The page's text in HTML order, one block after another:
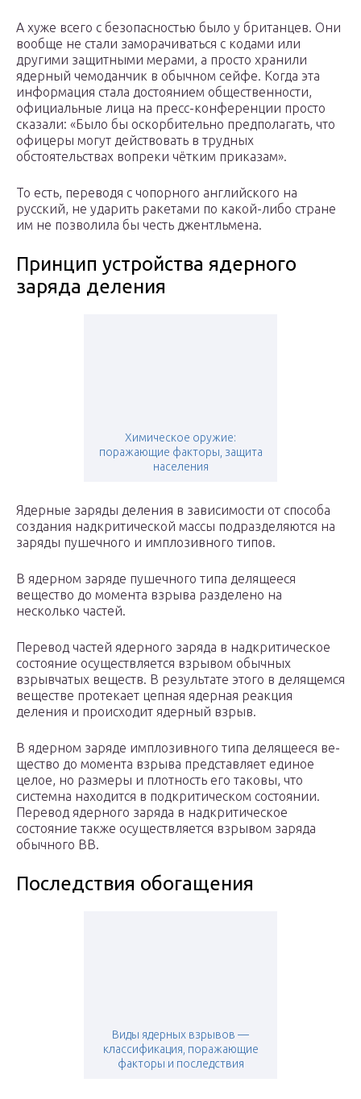
А хуже всего с безопасностью было у британцев. Они
вообще не стали заморачиваться с кодами или
другими защитными мерами, а просто хранили
ядерный чемоданчик в обычном сейфе. Когда эта
информация стала достоянием общественности,
официальные лица на пресс-конференции просто
сказали: «Было бы оскорбительно предполагать, что
офицеры могут действовать в трудных
обстоятельствах вопреки чётким приказам».
То есть, переводя с чопорного английского на
русский, не ударить ракетами по какой-либо стране
им не позволила бы честь джентльмена.
Принцип устройства ядерного
заряда деления
Химическое оружие:
поражающие факторы, защита
населения
Ядерные заряды деления в зависимости от способа
создания надкритической массы подразделяются на
заряды пушечного и имплозивного типов.
В ядерном заряде пушечного типа делящееся
вещест­во до момента взрыва разделено на
несколько частей.
Перевод частей ядерного заряда в надкритическое
состояние осуществляется взрывом обыч­ных
взрывчатых веществ. В резуль­тате этого в делящемся
веществе протекает цепная ядерная реакция
деления и происходит ядерный взрыв.
В ядерном заряде имплозивного типа делящееся ве­
щество до момента взрыва представляет единое
целое, но раз­меры и плотность его таковы, что
системна находится в подкритическом состоянии.
Перевод ядерного заряда в надкритическое
состояние также осуществляется взрывом заряда
обыч­ного ВВ.
Последствия обогащения
Виды ядерных взрывов —
классификация, поражающие
факторы и последствия